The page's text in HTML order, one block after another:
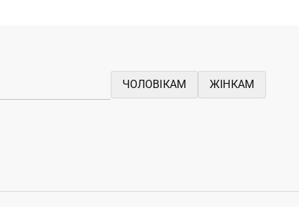
ЧОЛОВІКАМ ЖІНКАМ